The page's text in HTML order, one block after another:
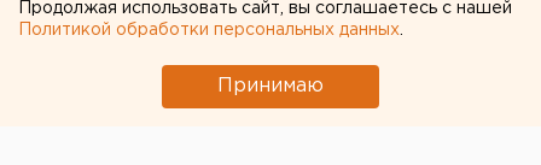
← НОВОСТИ
22 АПРЕЛЯ 2020 В 12:07
ЕАНовости
Продолжая использовать сайт, вы соглашаетесь с нашей
Политикой обработки персональных данных
Принимаю